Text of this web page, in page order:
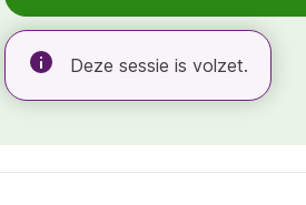
Deze sessie is volzet.